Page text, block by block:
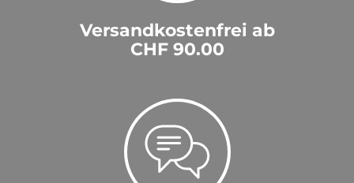
Versandkostenfrei ab
CHF 90.00